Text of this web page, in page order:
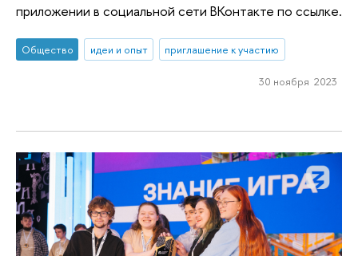
приложении в социальной сети ВКонтакте по ссылке.
Общество идеи и опыт приглашение к участию
30 ноября 2023